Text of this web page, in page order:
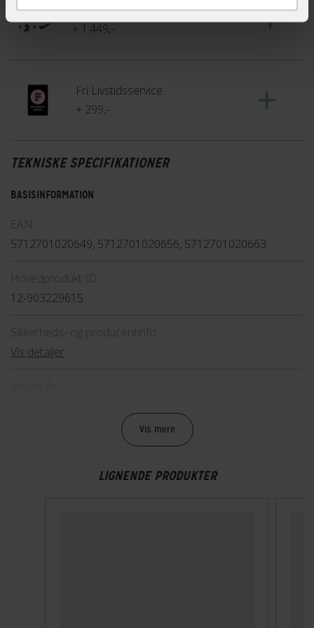
Klar til skoven - MTB udstyrspakke
+ 1.449,-
Fri Livstidsservice
+ 299,-
TEKNISKE SPECIFIKATIONER
BASISINFORMATION
EAN
5712701020649, 5712701020656, 5712701020663
Hovedprodukt ID
12-903229615
Sikkerheds- og producentinfo
Vis detaljer
Vis mere
LIGNENDE PRODUKTER